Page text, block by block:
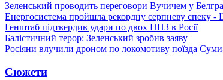
Зеленський проводить переговори Вучичем у
Енергосистема пройшла рекордну серпневу спеку -
Генштаб підтвердив удари по двох НПЗ в Росії
Балістичний терор: Зеленський зробив заяву
Росіяни влучили дроном по локомотиву поїзда
Сюжети